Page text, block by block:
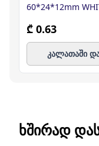
60*24*12mm
₾ 0.63
კალათაში
ᲮᲨᲘᲠᲐᲓ